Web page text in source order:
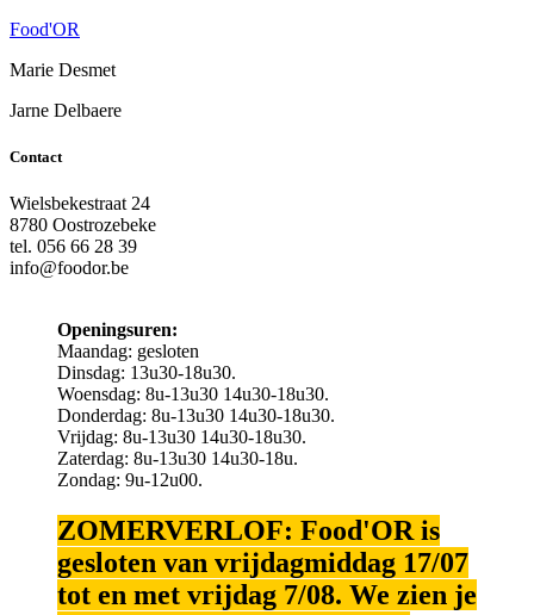
Food'OR
Marie Desmet
Jarne Delbaere
Contact
Wielsbekestraat 24
8780 Oostrozebeke
tel. 056 66 28 39
info@foodor.be
Openingsuren:
Maandag: gesloten
Dinsdag: 13u30-18u30.
Woensdag: 8u-13u30 14u30-18u30.
Donderdag: 8u-13u30 14u30-18u30.
Vrijdag: 8u-13u30 14u30-18u30.
Zaterdag: 8u-13u30 14u30-18u.
Zondag: 9u-12u00.
ZOMERVERLOF: Food'OR is
gesloten van vrijdagmiddag 17/07
tot en met vrijdag 7/08. We zien je